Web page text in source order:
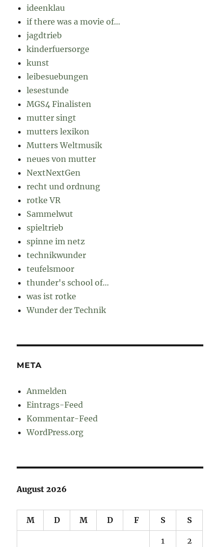
ideenklau
if there was a movie of…
jagdtrieb
kinderfuersorge
kunst
leibesuebungen
lesestunde
MGS4 Finalisten
mutter singt
mutters lexikon
Mutters Weltmusik
neues von mutter
NextNextGen
recht und ordnung
rotke VR
Sammelwut
spieltrieb
spinne im netz
technikwunder
teufelsmoor
thunder's school of…
was ist rotke
Wunder der Technik
META
Anmelden
Eintrags-Feed
Kommentar-Feed
WordPress.org
August 2026
M D M D F S S
1 2